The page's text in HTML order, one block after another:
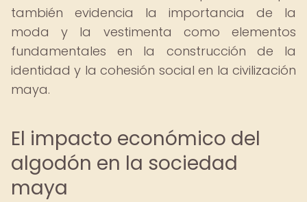
también evidencia la importancia de la
moda y la vestimenta como elementos
fundamentales en la construcción de la
identidad y la cohesión social en la civilización
maya.
El impacto económico del
algodón en la sociedad
maya